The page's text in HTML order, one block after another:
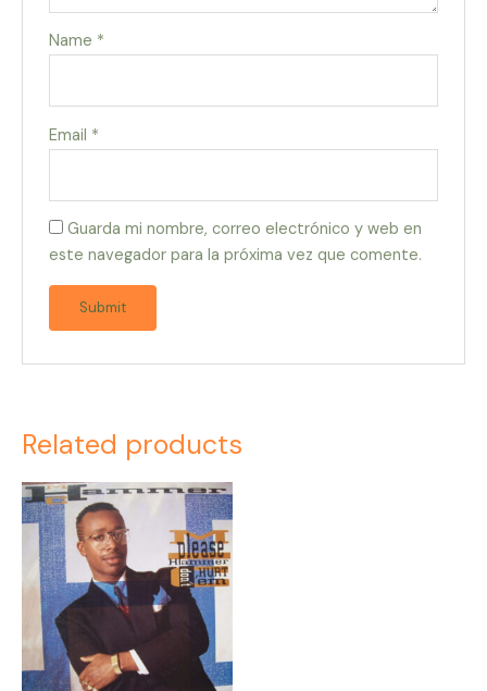
Name *
Email *
Guarda mi nombre, correo electrónico y web en
este navegador para la próxima vez que comente.
Related products